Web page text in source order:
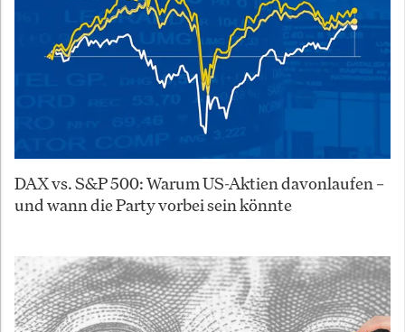
DAX vs. S&P 500: Warum US-Aktien davonlaufen –
und wann die Party vorbei sein könnte